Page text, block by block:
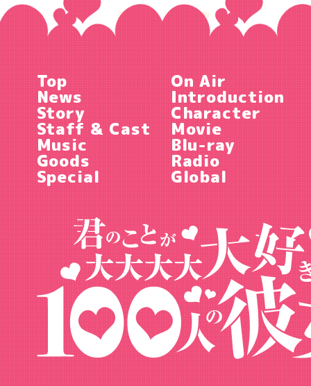
Top On Air
News Introduction
Story Character
Staff & Cast Movie
Music Blu-ray
Goods Radio
Special Global